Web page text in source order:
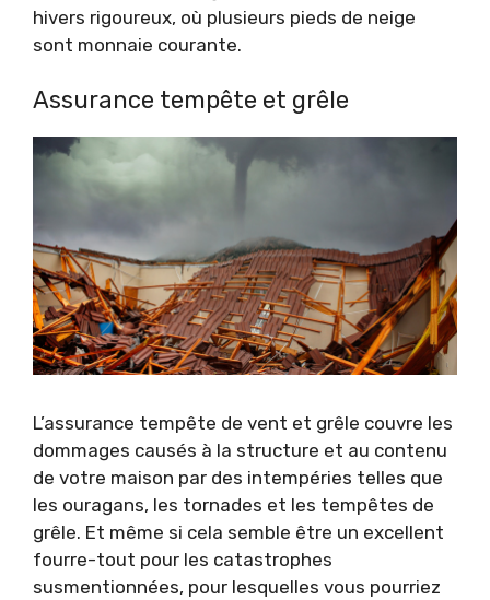
hivers rigoureux, où plusieurs pieds de neige
sont monnaie courante.
Assurance tempête et grêle
L’assurance tempête de vent et grêle couvre les
dommages causés à la structure et au contenu
de votre maison par des intempéries telles que
les ouragans, les tornades et les tempêtes de
grêle. Et même si cela semble être un excellent
fourre-tout pour les catastrophes
susmentionnées, pour lesquelles vous pourriez